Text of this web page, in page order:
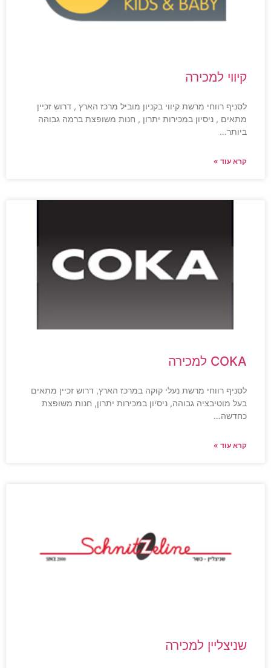
קיווי למכירה
לסניף רווחי מרשת קיווי בקניון מוביל מרכז הארץ , דרוש זכיין
מתאים , ניסיון במכירות יתרון , חנות משופצת ברמה גבוהה
ביותר…
קרא עוד »
COKA למכירה
לסניף רווחי מרשת נעלי קוקה במרכז הארץ, דרוש זכיין מתאים
בעל מוטיבציה גבוהה, ניסיון במכירות יתרון, חנות משופצת
כחדשה…
קרא עוד »
שניצליין למכירה